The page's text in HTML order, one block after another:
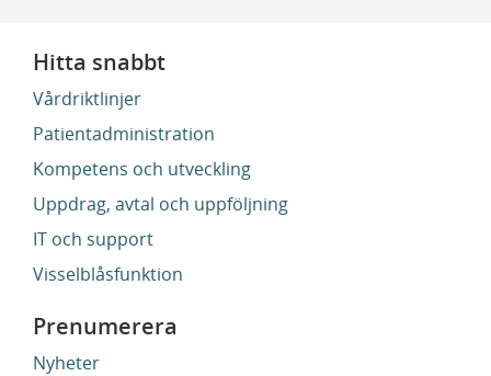
Hitta snabbt
Vårdriktlinjer
Patientadministration
Kompetens och utveckling
Uppdrag, avtal och uppföljning
IT och support
Visselblåsfunktion
Prenumerera
Nyheter